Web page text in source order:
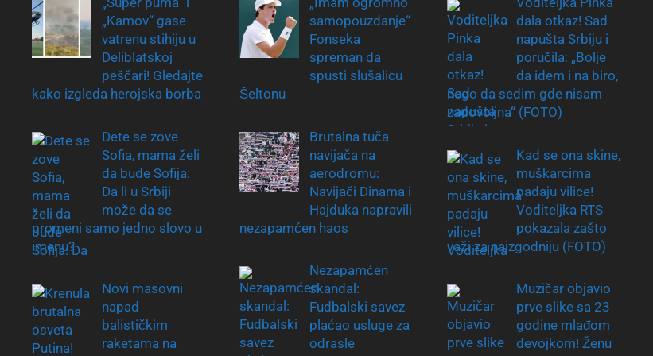
„Kamov“ gase
vatrenu stihiju u
Deliblatskoj
peščari! Gledajte
kako izgleda herojska borba
Dete se zove
Sofia, mama želi
da bude Sofija:
Da li u Srbiji
može da se
promeni samo jedno slovo u
imenu?
Novi masovni
napad
balističkim
raketama na
samopouzdanje“
Fonseka
spreman da
spusti slušalicu
Šeltonu
Brutalna tuča
navijača na
aerodromu:
Navijači Dinama i
Hajduka napravili
nezapamćen haos
Nezapamćen
skandal:
Fudbalski savez
plaćao usluge za
odrasle
dala otkaz! Sad
napušta Srbiju i
poručila: „Bolje
da idem i na biro,
nego da sedim gde nisam
zadovoljna“ (FOTO)
Kad se ona skine,
muškarcima
padaju vilice!
Voditeljka RTS
pokazala zašto
važi za najzgodniju (FOTO)
Muzičar objavio
prve slike sa 23
godine mlađom
devojkom! Ženu